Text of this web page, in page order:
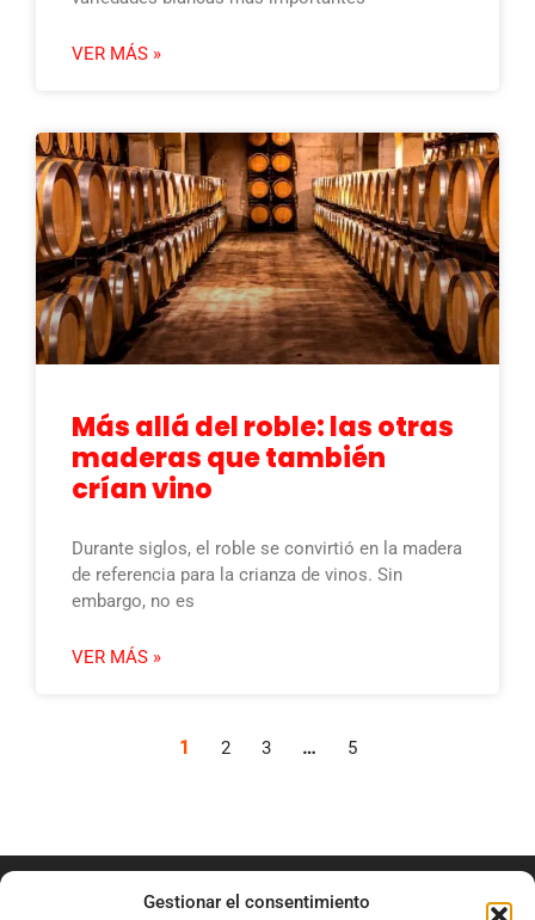
Gestionar el consentimiento
VER MÁS »
Más allá del roble: las otras
maderas que también
crían vino
Durante siglos, el roble se convirtió en la madera
de referencia para la crianza de vinos. Sin
embargo, no es
VER MÁS »
1 2 3 … 5